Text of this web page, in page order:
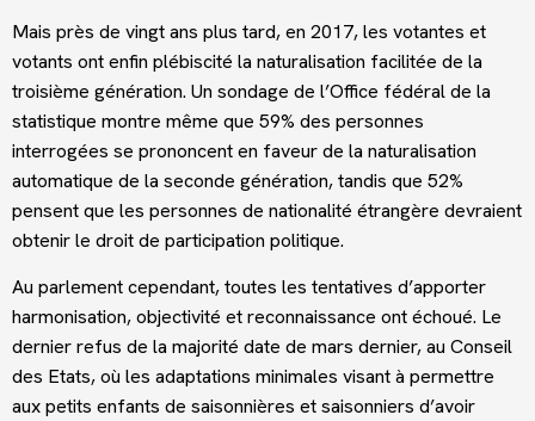
Mais près de vingt ans plus tard, en 2017, les votantes et
votants ont enfin plébiscité la naturalisation facilitée de la
troisième génération. Un sondage de l’Office fédéral de la
statistique montre même que 59% des personnes
interrogées se prononcent en faveur de la naturalisation
automatique de la seconde génération, tandis que 52%
pensent que les personnes de nationalité étrangère devraient
obtenir le droit de participation politique.
Au parlement cependant, toutes les tentatives d’apporter
harmonisation, objectivité et reconnaissance ont échoué. Le
dernier refus de la majorité date de mars dernier, au Conseil
des Etats, où les adaptations minimales visant à permettre
aux petits enfants de saisonnières et saisonniers d’avoir